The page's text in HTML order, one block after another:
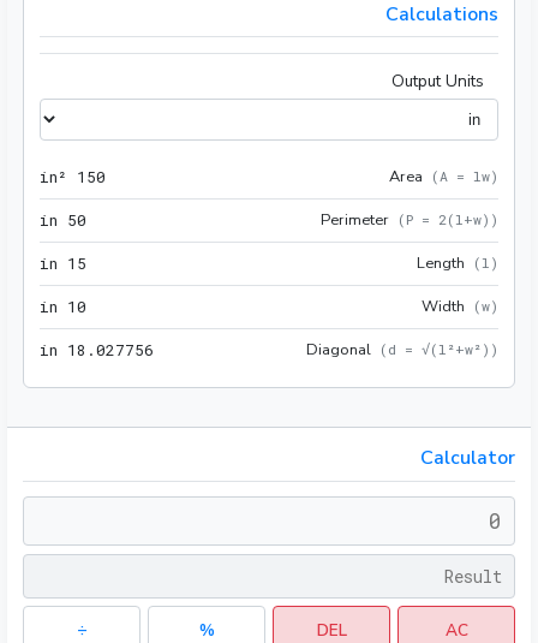
Calculations
Output Units
Area ( A = lw)
1 50
Perimeter ( P = 2(l+w) )
50
Length ( l )
1 5
Width (w)
10
Diagonal ( d = √(l²+w²) )
18 .027756
Calculator
AC
DEL
%
÷